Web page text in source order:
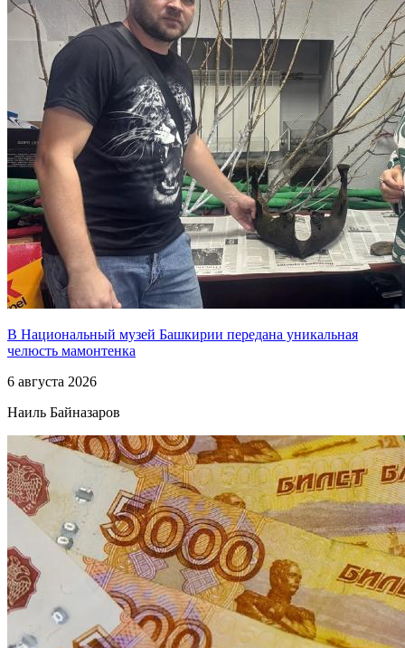
В Национальный музей Башкирии передана уникальная
челюсть мамонтенка
6 августа 2026
Наиль Байназаров